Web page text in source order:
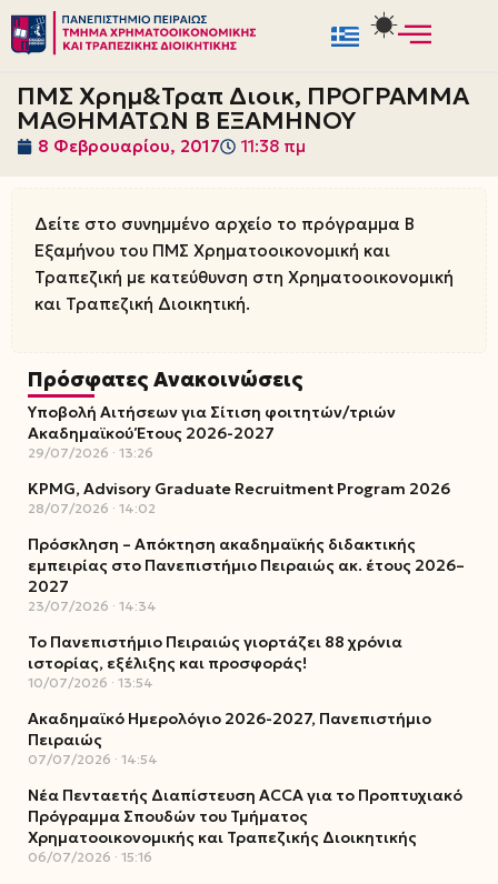
Μεταπηδήστε
στο
περιεχόμενο
ΠΜΣ Χρημ&Τραπ Διοικ, ΠΡΟΓΡΑΜΜΑ
ΜΑΘΗΜΑΤΩΝ Β ΕΞΑΜΗΝΟΥ
8 Φεβρουαρίου, 2017 11:38 πμ
Δείτε στο συνημμένο αρχείο το πρόγραμμα Β
Εξαμήνου του ΠΜΣ Χρηματοοικονομική και
Τραπεζική με κατεύθυνση στη Χρηματοοικονομική
και Τραπεζική Διοικητική.
Πρόσφατες Ανακοινώσεις
Υποβολή Αιτήσεων για Σίτιση φοιτητών/τριών
Ακαδημαϊκού Έτους 2026-2027
29/07/2026 13:26
KPMG, Advisory Graduate Recruitment Program 2026
28/07/2026 14:02
Πρόσκληση – Απόκτηση ακαδημαϊκής διδακτικής
εμπειρίας στο Πανεπιστήμιο Πειραιώς ακ. έτους 2026–
2027
23/07/2026 14:34
Το Πανεπιστήμιο Πειραιώς γιορτάζει 88 χρόνια
ιστορίας, εξέλιξης και προσφοράς!
10/07/2026 13:54
Ακαδημαϊκό Ημερολόγιο 2026-2027, Πανεπιστήμιο
Πειραιώς
07/07/2026 14:54
Νέα Πενταετής Διαπίστευση ACCA για το Προπτυχιακό
Πρόγραμμα Σπουδών του Τμήματος
Χρηματοοικονομικής και Τραπεζικής Διοικητικής
06/07/2026 15:16